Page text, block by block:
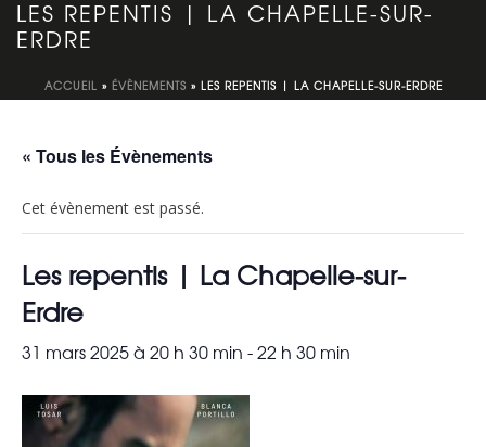
LES REPENTIS | LA CHAPELLE-SUR-
ERDRE
ACCUEIL » ÉVÈNEMENTS » LES REPENTIS | LA CHAPELLE-SUR-ERDRE
« Tous les Évènements
Cet évènement est passé.
Les repentis | La Chapelle-sur-
Erdre
31 mars 2025 à 20 h 30 min -22 h 30 min